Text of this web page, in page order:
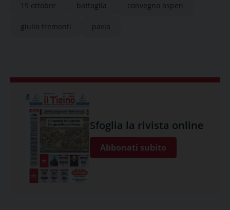
19 ottobre battaglia convegno aspen
giulio tremonti pavia
Sfoglia la rivista online
Abbonati subito